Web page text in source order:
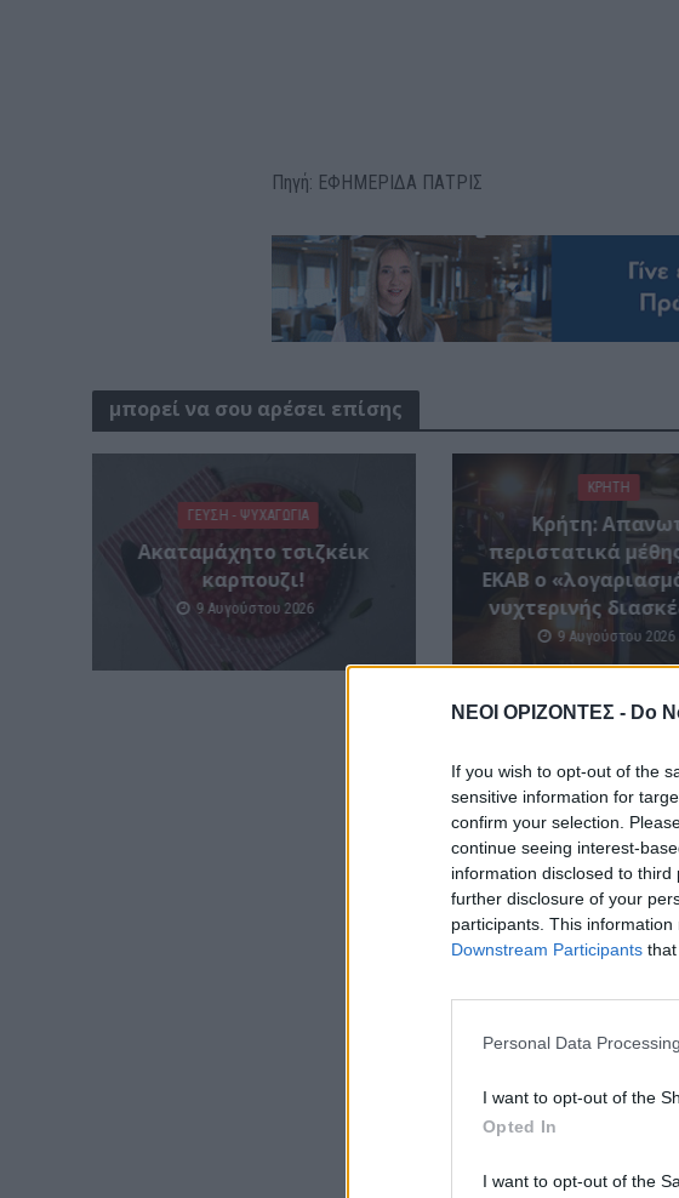
ΝΕΟΙ ΟΡΙΖΟΝΤΕΣ - Do
If you wish to opt-out of the
sensitive information for
confirm your selection.
continue seeing interest-
information disclosed to
further disclosure of your
participants. This
Downstream Participants
Personal Data
I want to opt-out of the
Opted In
I want to opt-out of the
Πηγή: ΕΦΗΜΕΡΙΔΑ ΠΑΤΡΙΣ
μπορεί να σου αρέσει επίσης
ΓΕΎΣΗ - ΨΥΧΑΓΩΓΊΑ
Ακαταμάχητο τσιζκέικ
καρπουζι!
9 Αυγούστου 2026
ΚΡΗΤΗ
Κρήτη:
περιστατικά
ΕΚΑΒ ο
νυχτερινής
9 Αυγούστου 2026